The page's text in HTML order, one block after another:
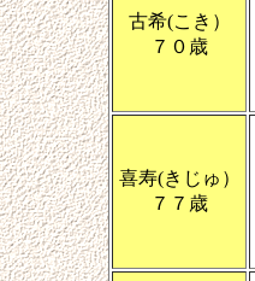
古希(こき）
７０歳
喜寿(きじゅ）
７７歳